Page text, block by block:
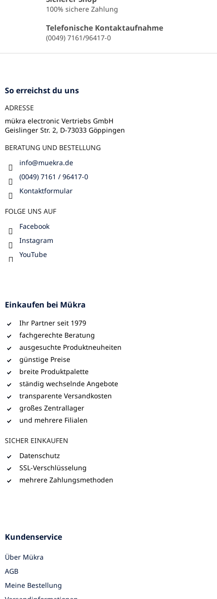
l
e
m
e
n
s
t
100% sichere Zahlung
Telefonische Kontaktaufnahme
(0049) 7161/96417-0
F
So erreichst du uns
ADRESSE
mükra electronic Vertriebs GmbH
Geislinger Str. 2, D-73033 Göppingen
BERATUNG UND BESTELLUNG
info@muekra.de
(0049) 7161 / 96417-0
Kontaktformular
FOLGE UNS AUF
Facebook
Instagram
YouTube
Einkaufen bei Mükra
Ihr Partner seit 1979
fachgerechte Beratung
ausgesuchte Produktneuheiten
günstige Preise
breite Produktpalette
ständig wechselnde Angebote
transparente Versandkosten
großes Zentrallager
und mehrere Filialen
SICHER EINKAUFEN
Datenschutz
SSL-Verschlüsselung
mehrere Zahlungsmethoden
Kundenservice
Über Mükra
AGB
Meine Bestellung